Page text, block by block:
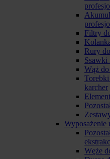
Filtry
Rury
Ssawki
Wąż
karcher
Wyposażenie
Węże